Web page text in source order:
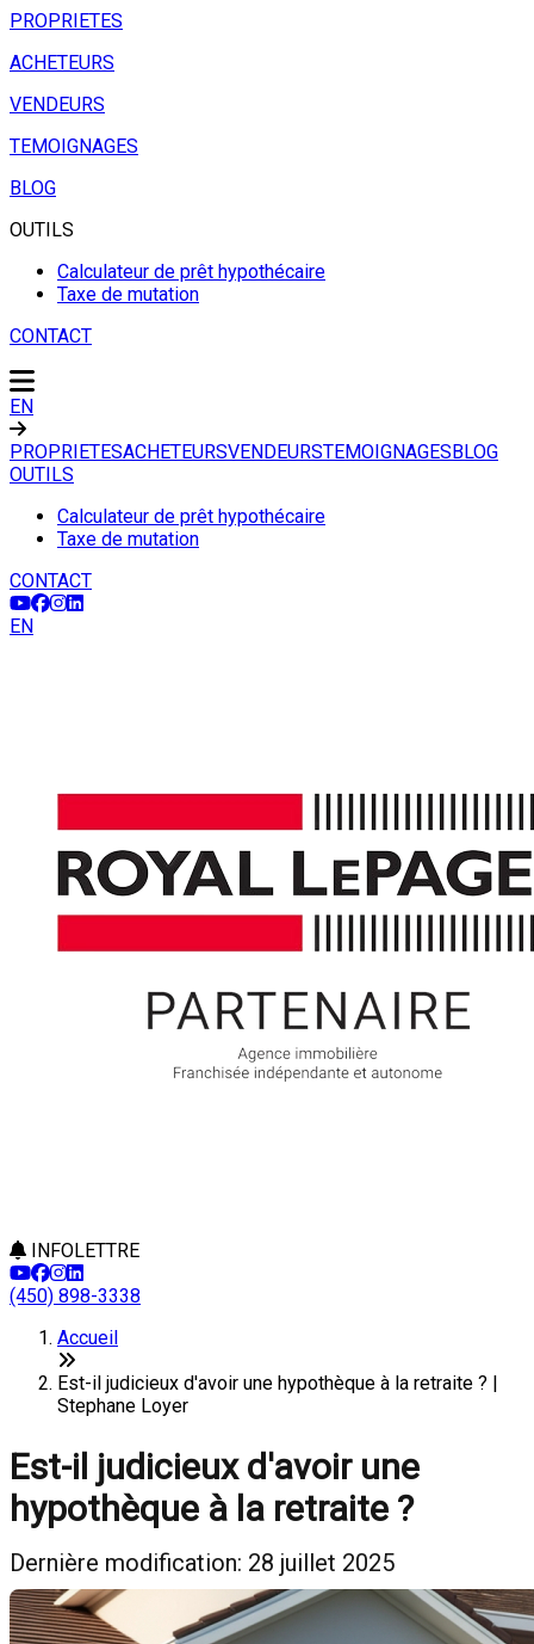
PROPRIETES
ACHETEURS
VENDEURS
TEMOIGNAGES
BLOG
OUTILS
Calculateur de prêt hypothécaire
Taxe de mutation
CONTACT
EN
PROPRIETESACHETEURSVENDEURSTEMOIGNAGESBLOG
OUTILS
Calculateur de prêt hypothécaire
Taxe de mutation
CONTACT
EN
INFOLETTRE
(450) 898-3338
Accueil
Est-il judicieux d'avoir une hypothèque à la retraite ? |
Stephane Loyer
Est-il judicieux d'avoir une
hypothèque à la retraite ?
Dernière modification: 28 juillet 2025